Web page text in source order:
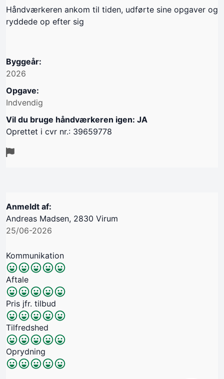
Håndværkeren ankom til tiden, udførte sine opgaver og
ryddede op efter sig
Byggeår:
2026
Opgave:
Indvendig
Vil du bruge håndværkeren igen: JA
Oprettet i cvr nr.: 39659778
Anmeldt af:
Andreas Madsen, 2830 Virum
25/06-2026
Kommunikation
Aftale
Pris jfr. tilbud
Tilfredshed
Oprydning